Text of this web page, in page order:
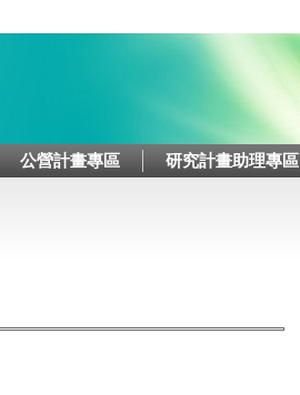
公營計畫專區 研究計畫助理專區